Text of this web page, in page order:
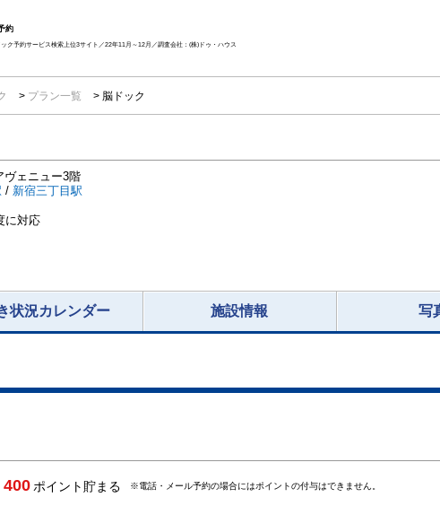
約
ク予約サービス検索上位3サイト／22年11月～12月／調査会社：(株)ドゥ・ハウス
プラン一覧 脳ドック
ヴェニュー3階
/ 新宿三丁目駅
に対応
状況カレンダー 施設情報 写
400 ポイント貯まる ※電話・メール予約の場合にはポイントの付与はできません。